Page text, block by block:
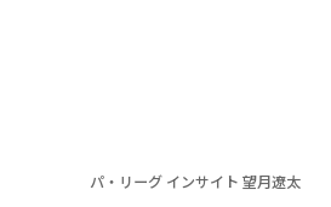
パ・リーグ インサイト 望月遼太